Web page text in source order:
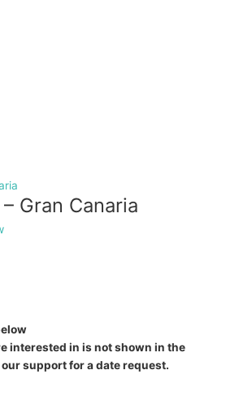
Gran Canaria
interested in is not shown in the
support for a date request.